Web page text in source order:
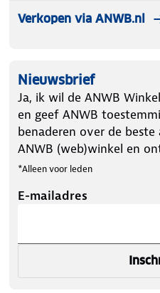
Verkopen via ANWB.nl
Nieuwsbrief
Ja, ik wil de ANWB
en geef ANWB
benaderen over de
ANWB (web)winkel en
*Alleen voor leden
E-mailadres